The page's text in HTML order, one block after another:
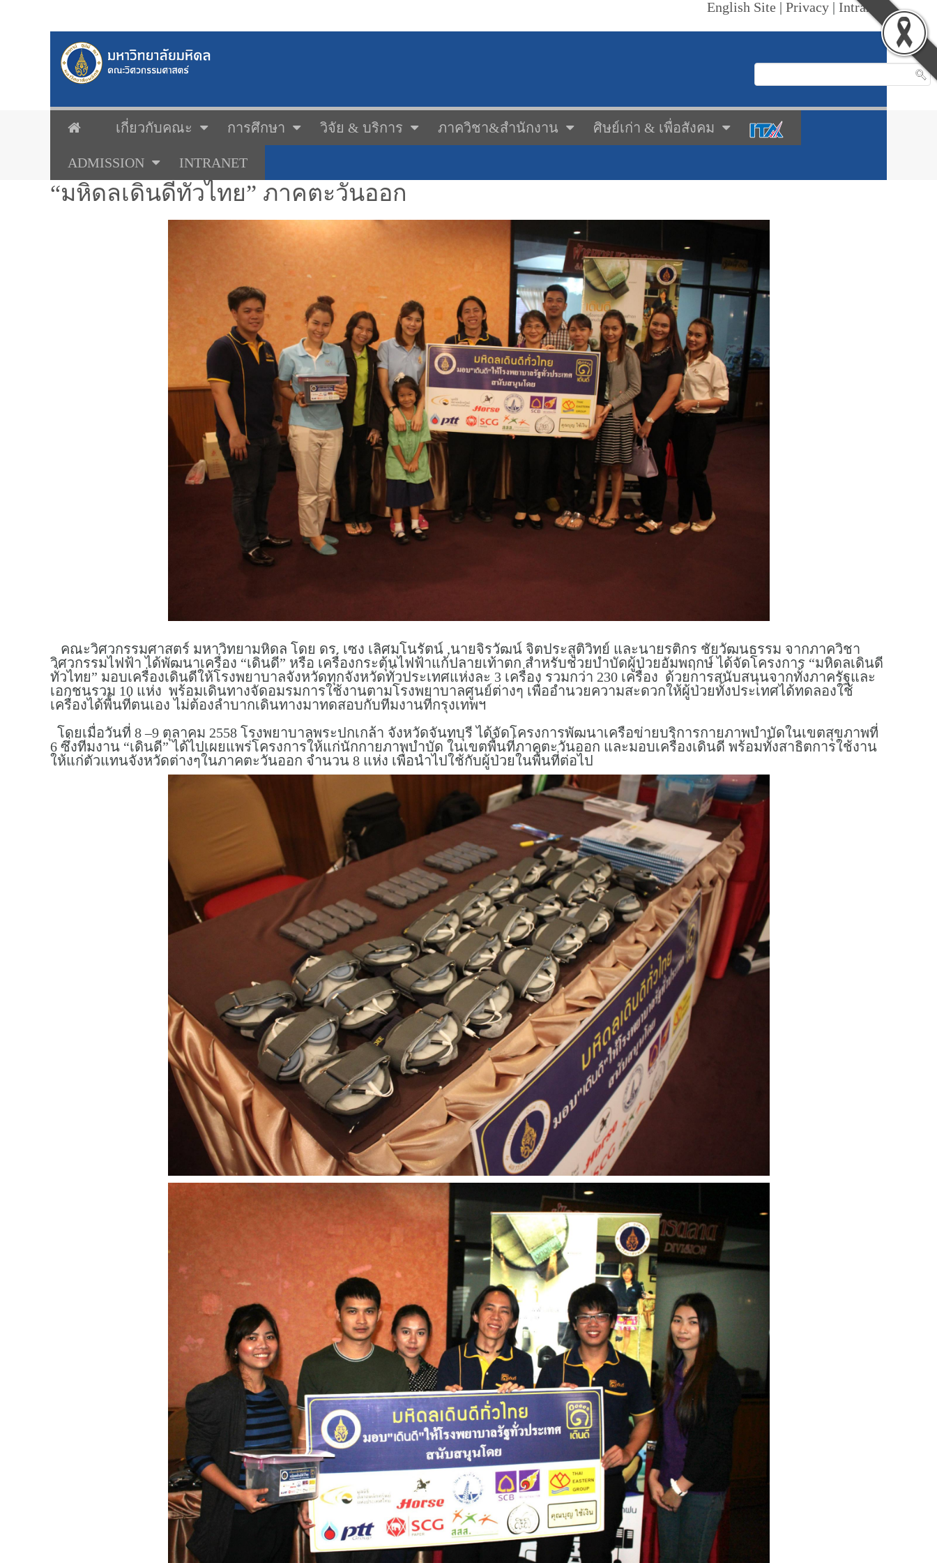
English Site | Privacy | Intranet
เกี่ยวกับคณะ การศึกษา วิจัย & บริการ ภาควิชา&สำนักงาน ศิษย์เก่า & เพื่อสังคม
ADMISSION INTRANET
“มหิดลเดินดีทั่วไทย” ภาคตะวันออก
คณะวิศวกรรมศาสตร์ มหาวิทยามหิดล โดย ดร. เซง เลิศมโนรัตน์ ,นายจิรวัฒน์ จิตประสูติวิทย์ และนายรติกร ชัยวัฒนธรรม จากภาควิชา
วิศวกรรมไฟฟ้า ได้พัฒนาเครื่อง “เดินดี” หรือ เครื่องกระตุ้นไฟฟ้าแก้ปลายเท้าตก สำหรับช่วยบำบัดผู้ป่วยอัมพฤกษ์ ได้จัดโครงการ “มหิดลเดินดี
ทั่วไทย” มอบเครื่องเดินดีให้โรงพยาบาลจังหวัดทุกจังหวัดทั่วประเทศแห่งละ 3 เครื่อง รวมกว่า 230 เครื่อง ด้วยการสนับสนุนจากทั้งภาครัฐและ
เอกชนรวม 10 แห่ง พร้อมเดินทางจัดอมรมการใช้งานตามโรงพยาบาลศูนย์ต่างๆ เพื่ออำนวยความสะดวกให้ผู้ป่วยทั้งประเทศได้ทดลองใช้
เครื่องได้พื้นที่ตนเอง ไม่ต้องลำบากเดินทางมาทดสอบกับทีมงานที่กรุงเทพฯ
โดยเมื่อวันที่ 8 –9 ตุลาคม 2558 โรงพยาบาลพระปกเกล้า จังหวัดจันทบุรี ได้จัดโครงการพัฒนาเครือข่ายบริการกายภาพบำบัดในเขตสุขภาพที่
6 ซึ่งทีมงาน “เดินดี” ได้ไปเผยแพร่โครงการให้แก่นักกายภาพบำบัด ในเขตพื้นที่ภาคตะวันออก และมอบเครื่องเดินดี พร้อมทั้งสาธิตการใช้งาน
ให้แก่ตัวแทนจังหวัดต่างๆในภาคตะวันออก จำนวน 8 แห่ง เพื่อนำไปใช้กับผู้ป่วยในพื้นที่ต่อไป